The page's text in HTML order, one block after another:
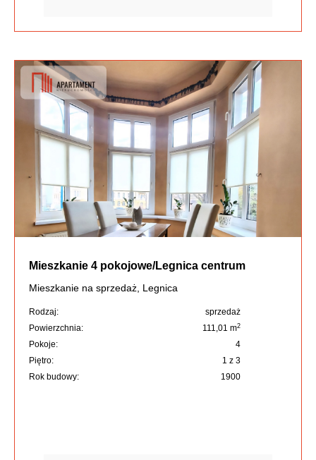
Mieszkanie 4 pokojowe/Legnica centrum
Mieszkanie na sprzedaż, Legnica
Rodzaj:
sprzedaż
Powierzchnia:
111,01 m2
Pokoje:
4
Piętro:
1 z 3
Rok budowy:
1900